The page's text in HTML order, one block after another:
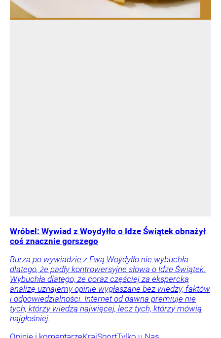
Wróbel: Wywiad z Woydyłło o Idze Świątek obnażył
coś znacznie gorszego
Burza po wywiadzie z Ewą Woydyłło nie wybuchła
dlatego, że padły kontrowersyjne słowa o Idze Świątek.
Wybuchła dlatego, że coraz częściej za ekspercką
analizę uznajemy opinie wygłaszane bez wiedzy, faktów
i odpowiedzialności. Internet od dawna premiuje nie
tych, którzy wiedzą najwięcej, lecz tych, którzy mówią
najgłośniej.